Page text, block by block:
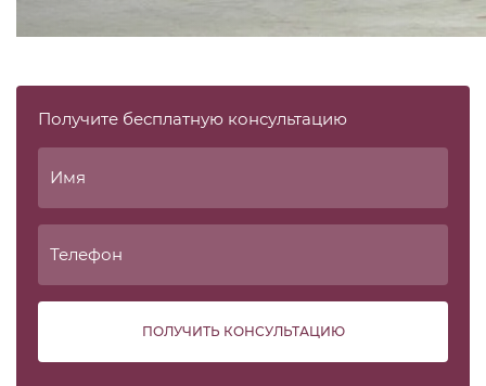
Получите бесплатную консультацию
ПОЛУЧИТЬ КОНСУЛЬТАЦИЮ